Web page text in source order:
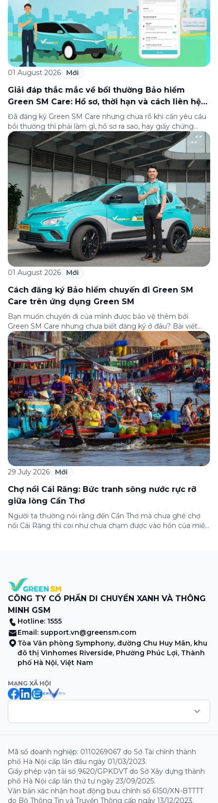
01 August 2026 Mới
Giải đáp thắc mắc về bồi thường Bảo hiểm
Green SM Care: Hồ sơ, thời hạn và cách liên hệ
hỗ trợ
Đã đăng ký Green SM Care nhưng chưa rõ khi cần yêu cầu
bồi thường thì phải làm gì, hồ sơ ra sao, hay giấy chứng
nhận bảo hiểm tìm ở đâu? Bài viết này tổng hợp đầy đủ các
câu hỏi thường gặp nhất về quy trình bồi thường và hỗ trợ
của Green […]
01 August 2026 Mới
Cách đăng ký Bảo hiểm chuyến đi Green SM
Care trên ứng dụng Green SM
Bạn muốn chuyến đi của mình được bảo vệ thêm bởi
Green SM Care nhưng chưa biết đăng ký ở đâu? Bài viết
dưới đây sẽ hướng dẫn chi tiết cách tham gia (và hủy tham
gia) gói bảo hiểm này ngay trên ứng dụng Green SM, cùng
những lưu ý quan trọng trước khi […]
29 July 2026 Mới
Chợ nổi Cái Răng: Bức tranh sông nước rực rỡ
giữa lòng Cần Thơ
Người ta thường nói rằng đến Cần Thơ mà chưa ghé chợ
nổi Cái Răng thì coi như chưa chạm được vào hồn của miền
CÔNG TY CỔ PHẦN DI CHUYỂN XANH VÀ THÔNG
MINH GSM
Hotline: 1555
Email: support.vn@greensm.com
Tòa Văn phòng Symphony, đường Chu Huy Mân, khu
đô thị Vinhomes Riverside, Phường Phúc Lợi, Thành
phố Hà Nội, Việt Nam
MẠNG XÃ HỘI
Mã số doanh nghiệp: 0110269067 do Sở Tài chính thành
phố Hà Nội cấp lần đầu ngày 01/03/2023.
Giấy phép vận tải số 9620/GPKDVT do Sở Xây dựng thành
phố Hà Nội cấp lần thứ tư ngày 23/09/2025.
Văn bản xác nhận hoạt động bưu chính số 6150/XN-BTTTT
do Bộ Thông Tin và Truyền Thông cấp ngày 13/12/2023.